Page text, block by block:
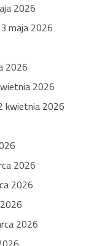
2026
3 maja 2026
2026
2026
kwietnia 2026
2026
2026
2026